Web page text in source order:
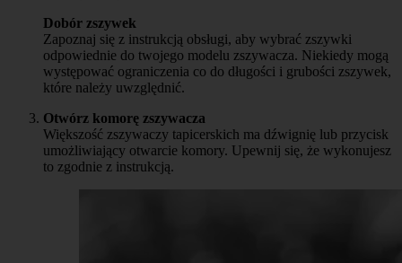
Dobór zszywek
Zapoznaj się z instrukcją obsługi, aby wybrać zszywki
odpowiednie do twojego modelu zszywacza. Niekiedy mogą
występować ograniczenia co do długości i grubości zszywek,
które należy uwzględnić.
Otwórz komorę zszywacza
Większość zszywaczy tapicerskich ma dźwignię lub przycisk
umożliwiający otwarcie komory. Upewnij się, że wykonujesz
to zgodnie z instrukcją.